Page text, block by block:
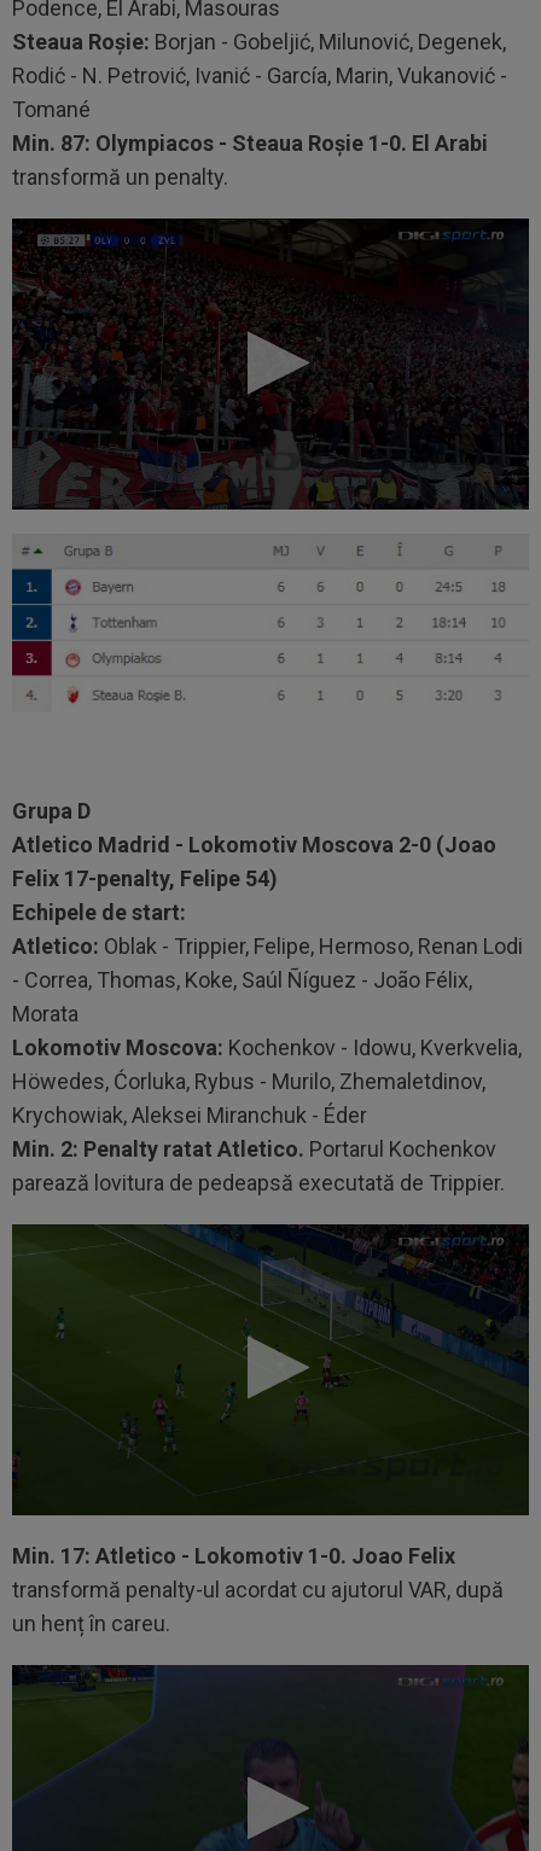
Podence, El Arabi, Masouras
Steaua Roșie: Borjan - Gobeljić, Milunović, Degenek,
Rodić - N. Petrović, Ivanić - García, Marin, Vukanović -
Tomané
Min. 87: Olympiacos - Steaua Roșie 1-0. El Arabi
transformă un penalty.
Grupa D
Atletico Madrid - Lokomotiv Moscova 2-0 (Joao
Felix 17-penalty, Felipe 54)
Echipele de start:
Atletico: Oblak - Trippier, Felipe, Hermoso, Renan Lodi
- Correa, Thomas, Koke, Saúl Ñíguez - João Félix,
Morata
Lokomotiv Moscova: Kochenkov - Idowu, Kverkvelia,
Höwedes, Ćorluka, Rybus - Murilo, Zhemaletdinov,
Krychowiak, Aleksei Miranchuk - Éder
Min. 2: Penalty ratat Atletico. Portarul Kochenkov
parează lovitura de pedeapsă executată de Trippier.
Min. 17: Atletico - Lokomotiv 1-0. Joao Felix
transformă penalty-ul acordat cu ajutorul VAR, după
un henț în careu.